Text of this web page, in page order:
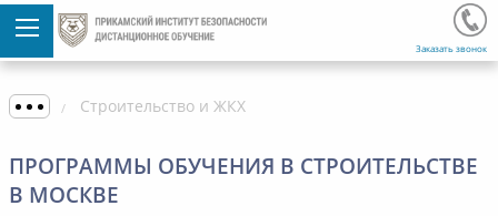
Заказать звонок
Строительство и ЖКХ
ПРОГРАММЫ ОБУЧЕНИЯ В СТРОИТЕЛЬСТВЕ
В МОСКВЕ